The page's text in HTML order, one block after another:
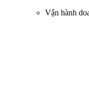
Vận hành